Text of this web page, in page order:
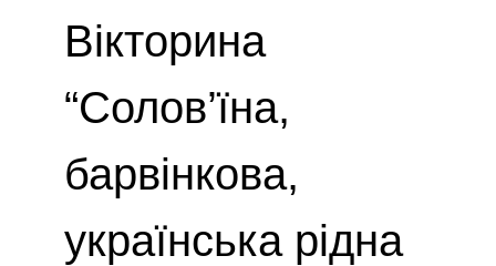
Вікторина
“Солов’їна,
барвінкова,
українська рідна